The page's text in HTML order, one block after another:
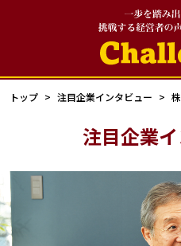
トップ 注目企業インタビュー
注目企業